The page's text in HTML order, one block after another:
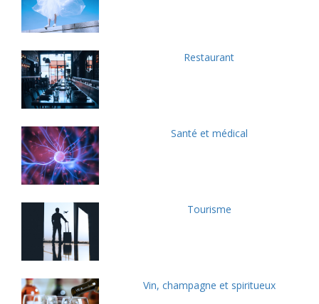
Restaurant
Santé et médical
Tourisme
Vin, champagne et spiritueux